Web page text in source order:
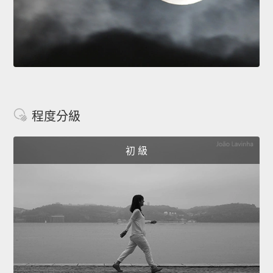
程度分級
初 級